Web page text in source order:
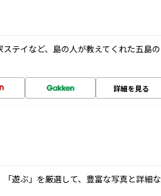
テイなど、島の人が教えてくれた五島の
詳細を見る
遊ぶ」を厳選して、豊富な写真と詳細な